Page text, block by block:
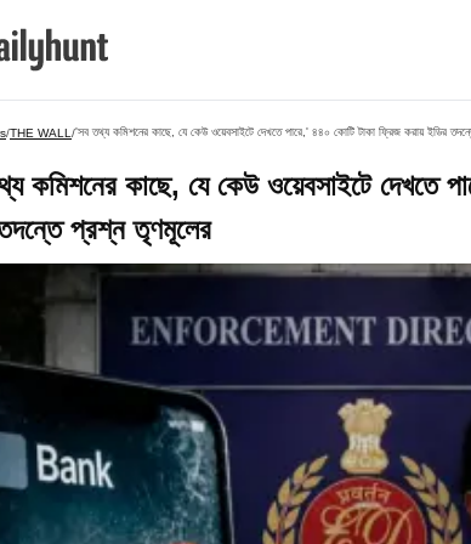
/THE WALL /'সব তথ্য কমিশনের কাছে, যে কেউ ওয়েবসাইটে দেখতে পারে,' ৪৪০ কোটি টাকা ফ্রিজ করায় ইডির
কমিশনের কাছে, যে কেউ ওয়েবসাইটে দেখতে
প্রশ্ন তৃণমূলের